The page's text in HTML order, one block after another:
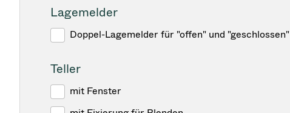
Lagemelder
Doppel-Lagemelder für "offen" und "geschlossen"
Teller
mit Fenster